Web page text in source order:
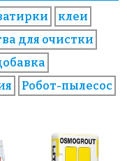
клеи
для очистки
Робот-пылесос